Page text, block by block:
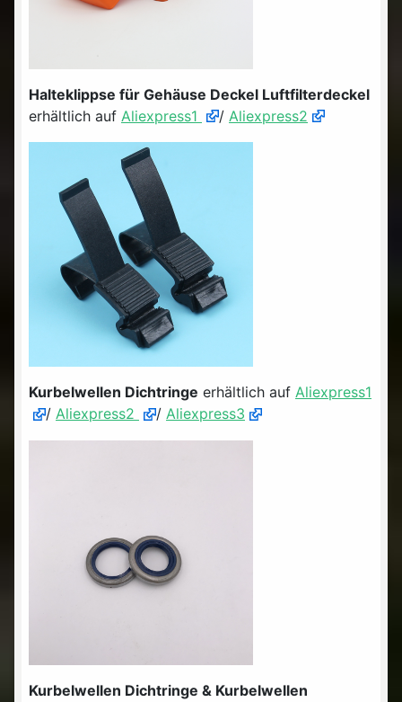
Halteklippse für Gehäuse Deckel Luftfilterdeckel
erhältlich auf Aliexpress1 / Aliexpress2
Kurbelwellen Dichtringe erhältlich auf Aliexpress1
/ Aliexpress2 / Aliexpress3
Kurbelwellen Dichtringe & Kurbelwellen